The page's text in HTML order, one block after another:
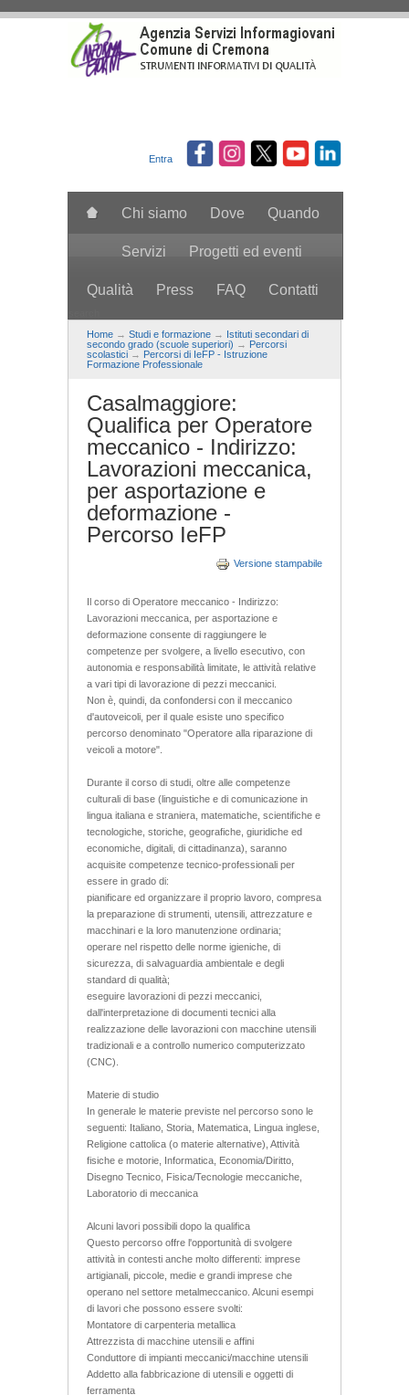
Entra
Chi siamo Dove Quando
Servizi Progetti ed eventi
Qualità Press FAQ Contatti
Home → Studi e formazione → Istituti secondari di
secondo grado (scuole superiori) → Percorsi
scolastici → Percorsi di IeFP - Istruzione
Formazione Professionale
Casalmaggiore:
Qualifica per Operatore
meccanico - Indirizzo:
Lavorazioni meccanica,
per asportazione e
deformazione -
Percorso IeFP
Versione stampabile
Il corso di Operatore meccanico - Indirizzo:
Lavorazioni meccanica, per asportazione e
deformazione consente di raggiungere le
competenze per svolgere, a livello esecutivo, con
autonomia e responsabilità limitate, le attività relative
a vari tipi di lavorazione di pezzi meccanici.
Non è, quindi, da confondersi con il meccanico
d'autoveicoli, per il quale esiste uno specifico
percorso denominato "Operatore alla riparazione di
veicoli a motore".
Durante il corso di studi, oltre alle competenze
culturali di base (linguistiche e di comunicazione in
lingua italiana e straniera, matematiche, scientifiche e
tecnologiche, storiche, geografiche, giuridiche ed
economiche, digitali, di cittadinanza), saranno
acquisite competenze tecnico-professionali per
essere in grado di:
pianificare ed organizzare il proprio lavoro, compresa
la preparazione di strumenti, utensili, attrezzature e
macchinari e la loro manutenzione ordinaria;
operare nel rispetto delle norme igieniche, di
sicurezza, di salvaguardia ambientale e degli
standard di qualità;
eseguire lavorazioni di pezzi meccanici,
dall'interpretazione di documenti tecnici alla
realizzazione delle lavorazioni con macchine utensili
tradizionali e a controllo numerico computerizzato
(CNC).
Materie di studio
In generale le materie previste nel percorso sono le
seguenti: Italiano, Storia, Matematica, Lingua inglese,
Religione cattolica (o materie alternative), Attività
fisiche e motorie, Informatica, Economia/Diritto,
Disegno Tecnico, Fisica/Tecnologie meccaniche,
Laboratorio di meccanica
Alcuni lavori possibili dopo la qualifica
Questo percorso offre l'opportunità di svolgere
attività in contesti anche molto differenti: imprese
artigianali, piccole, medie e grandi imprese che
operano nel settore metalmeccanico. Alcuni esempi
di lavori che possono essere svolti:
Montatore di carpenteria metallica
Attrezzista di macchine utensili e affini
Conduttore di impianti meccanici/macchine utensili
Addetto alla fabbricazione di utensili e oggetti di
ferramenta